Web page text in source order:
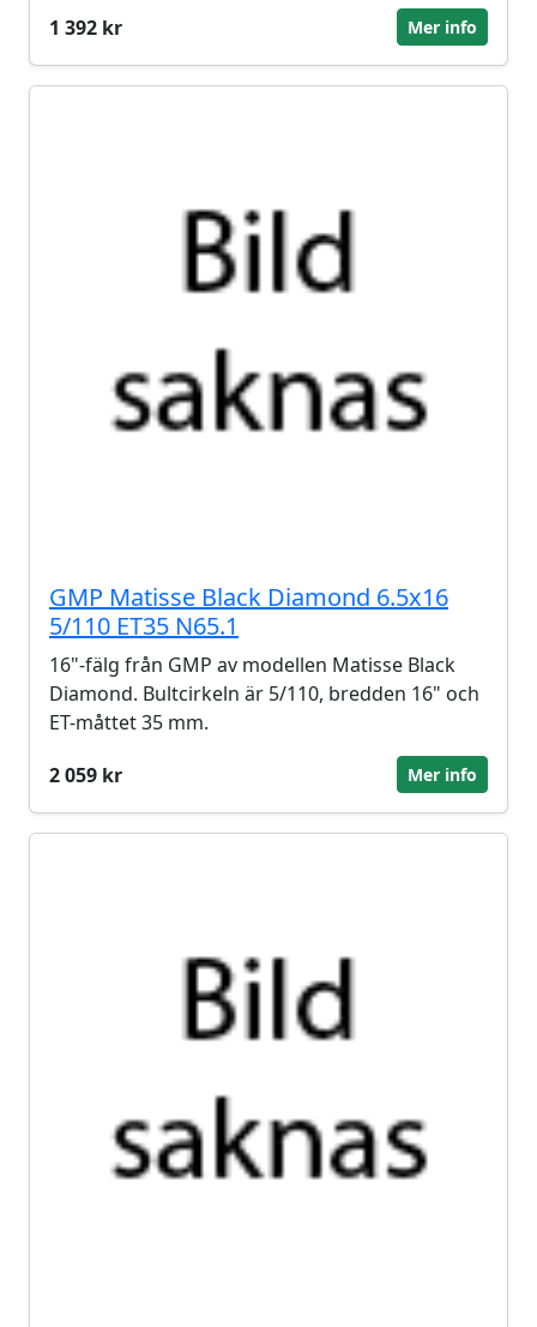
1 392 kr Mer info
GMP Matisse Black Diamond 6.5x16
5/110 ET35 N65.1
16"-fälg från GMP av modellen Matisse Black
Diamond. Bultcirkeln är 5/110, bredden 16" och
ET-måttet 35 mm.
2 059 kr
Mer info